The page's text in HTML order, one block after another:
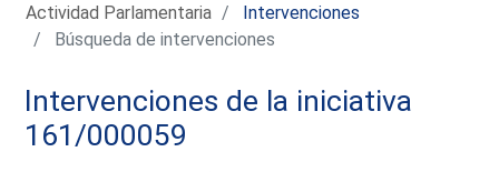
Actividad Parlamentaria
Intervenciones
Búsqueda de intervenciones
Intervenciones de la iniciativa
161/000059